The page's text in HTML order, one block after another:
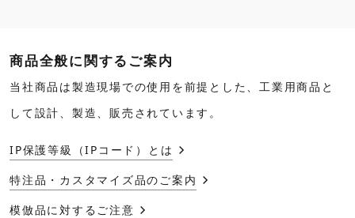
商品全般に関するご案内
当社商品は製造現場での使用を前提とした、工業用商品と
して設計、製造、販売されています。
IP保護等級（IPコード）とは
特注品・カスタマイズ品のご案内
模倣品に対するご注意